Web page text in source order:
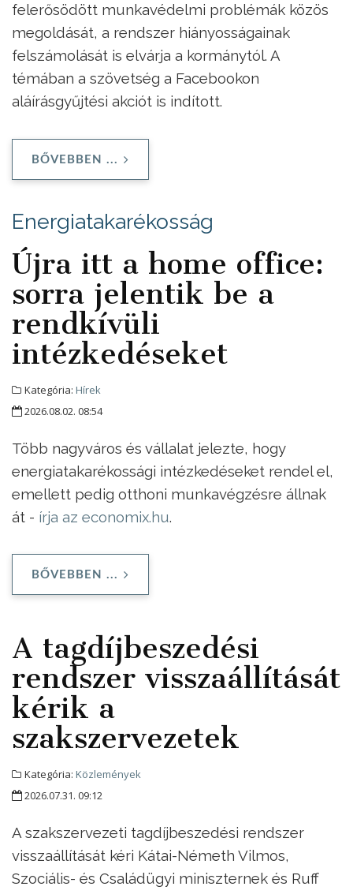
felerősödött munkavédelmi problémák közös
megoldását, a rendszer hiányosságainak
felszámolását is elvárja a kormánytól. A
témában a szövetség a Facebookon
aláírásgyűjtési akciót is indított.
BŐVEBBEN ...
Energiatakarékosság
Újra itt a home office:
sorra jelentik be a
rendkívüli
intézkedéseket
Kategória: Hírek
2026.08.02. 08:54
Több nagyváros és vállalat jelezte, hogy
energiatakarékossági intézkedéseket rendel el,
emellett pedig otthoni munkavégzésre állnak
át - írja az economix.hu.
BŐVEBBEN ...
A tagdíjbeszedési
rendszer visszaállítását
kérik a
szakszervezetek
Kategória: Közlemények
2026.07.31. 09:12
A szakszervezeti tagdíjbeszedési rendszer
visszaállítását kéri Kátai-Németh Vilmos,
Szociális- és Családügyi miniszternek és Ruff